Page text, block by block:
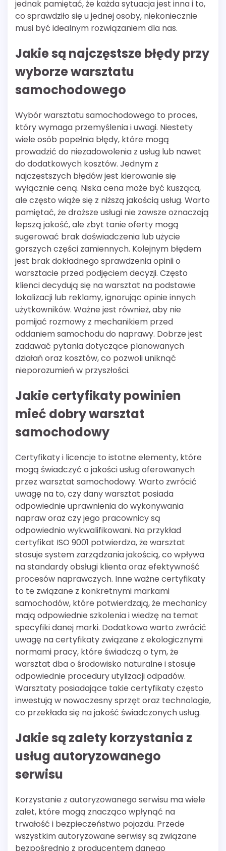
jednak pamiętać, że każda sytuacja jest inna i to,
co sprawdziło się u jednej osoby, niekoniecznie
musi być idealnym rozwiązaniem dla nas.
Jakie są najczęstsze błędy przy
wyborze warsztatu
samochodowego
Wybór warsztatu samochodowego to proces,
który wymaga przemyślenia i uwagi. Niestety
wiele osób popełnia błędy, które mogą
prowadzić do niezadowolenia z usług lub nawet
do dodatkowych kosztów. Jednym z
najczęstszych błędów jest kierowanie się
wyłącznie ceną. Niska cena może być kusząca,
ale często wiąże się z niższą jakością usług. Warto
pamiętać, że droższe usługi nie zawsze oznaczają
lepszą jakość, ale zbyt tanie oferty mogą
sugerować brak doświadczenia lub użycie
gorszych części zamiennych. Kolejnym błędem
jest brak dokładnego sprawdzenia opinii o
warsztacie przed podjęciem decyzji. Często
klienci decydują się na warsztat na podstawie
lokalizacji lub reklamy, ignorując opinie innych
użytkowników. Ważne jest również, aby nie
pomijać rozmowy z mechanikiem przed
oddaniem samochodu do naprawy. Dobrze jest
zadawać pytania dotyczące planowanych
działań oraz kosztów, co pozwoli uniknąć
nieporozumień w przyszłości.
Jakie certyfikaty powinien
mieć dobry warsztat
samochodowy
Certyfikaty i licencje to istotne elementy, które
mogą świadczyć o jakości usług oferowanych
przez warsztat samochodowy. Warto zwrócić
uwagę na to, czy dany warsztat posiada
odpowiednie uprawnienia do wykonywania
napraw oraz czy jego pracownicy są
odpowiednio wykwalifikowani. Na przykład
certyfikat ISO 9001 potwierdza, że warsztat
stosuje system zarządzania jakością, co wpływa
na standardy obsługi klienta oraz efektywność
procesów naprawczych. Inne ważne certyfikaty
to te związane z konkretnymi markami
samochodów, które potwierdzają, że mechanicy
mają odpowiednie szkolenia i wiedzę na temat
specyfiki danej marki. Dodatkowo warto zwrócić
uwagę na certyfikaty związane z ekologicznymi
normami pracy, które świadczą o tym, że
warsztat dba o środowisko naturalne i stosuje
odpowiednie procedury utylizacji odpadów.
Warsztaty posiadające takie certyfikaty często
inwestują w nowoczesny sprzęt oraz technologie,
co przekłada się na jakość świadczonych usług.
Jakie są zalety korzystania z
usług autoryzowanego
serwisu
Korzystanie z autoryzowanego serwisu ma wiele
zalet, które mogą znacząco wpłynąć na
trwałość i bezpieczeństwo pojazdu. Przede
wszystkim autoryzowane serwisy są związane
bezpośrednio z producentem danego